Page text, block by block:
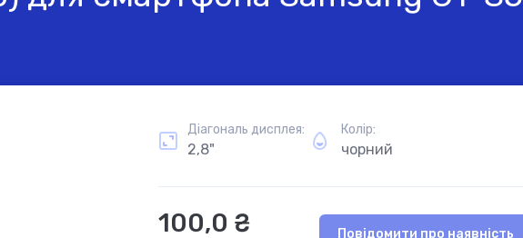
Діагональ дисплея:
2,8"
Колір:
чорний
100,0 ₴ Повідомити про наявність